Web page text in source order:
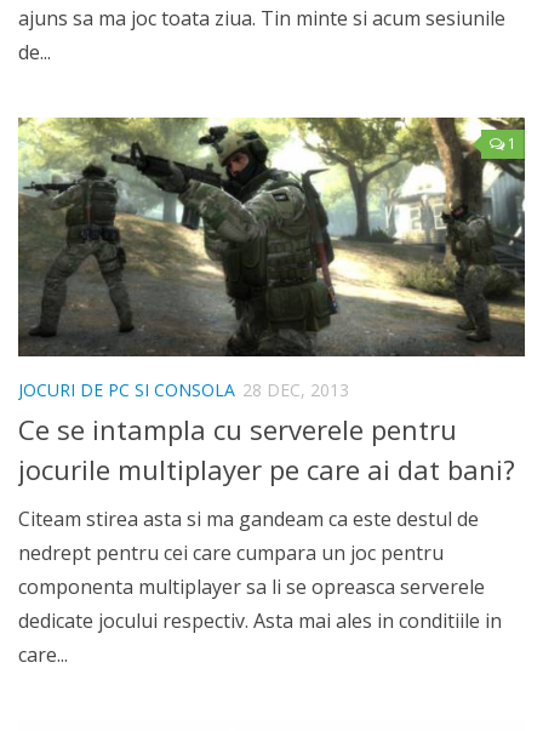
ajuns sa ma joc toata ziua. Tin minte si acum sesiunile
de...
1
JOCURI DE PC SI CONSOLA 28 DEC, 2013
Ce se intampla cu serverele pentru
jocurile multiplayer pe care ai dat bani?
Citeam stirea asta si ma gandeam ca este destul de
nedrept pentru cei care cumpara un joc pentru
componenta multiplayer sa li se opreasca serverele
dedicate jocului respectiv. Asta mai ales in conditiile in
care...